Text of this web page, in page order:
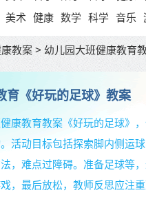
美术 健康 数学 科学 音乐
教案 > 幼儿园大班健康教育
育《好玩的足球》教案
康教育教案《好玩的足球》
活动目标包括探索脚内侧运
，难点过障碍。准备足球等
，最后放松，教师反思应注